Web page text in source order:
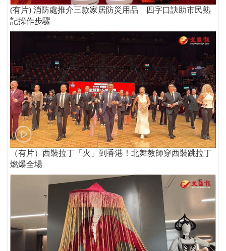
(有片) 消防處推介三款家居防災用品 四字口訣助市民熟
記操作步驟
（有片）西裝拉丁「火」到香港！北舞教師穿西裝跳拉丁
燃爆全場